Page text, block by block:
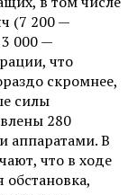
(7 200 —
000 —
что
скромнее,
силы
280
аппаратами. В
что в ходе